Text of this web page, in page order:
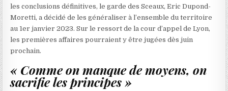
les conclusions définitives, le garde des Sceaux, Eric Dupond-
Moretti, a décidé de les généraliser à l’ensemble du territoire
au 1er janvier 2023. Sur le ressort de la cour d’appel de Lyon,
les premières affaires pourraient y être jugées dès juin
prochain.
« Comme on manque de moyens, on
sacrifie les principes »